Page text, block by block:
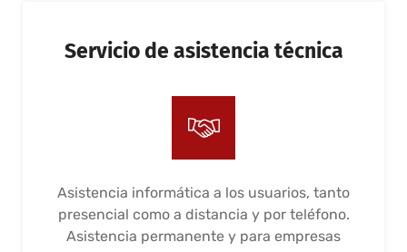
Servicio de asistencia técnica
Asistencia informática a los usuarios, tanto
presencial como a distancia y por teléfono.
Asistencia permanente y para empresas